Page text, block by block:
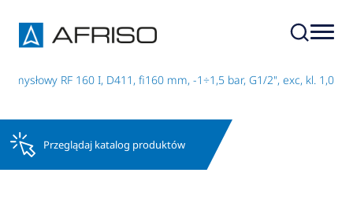
RF 160 I, D411, fi160 mm, -1÷1,5 bar, G1/2", exc, kl. 1,0
Przeglądaj katalog produktów